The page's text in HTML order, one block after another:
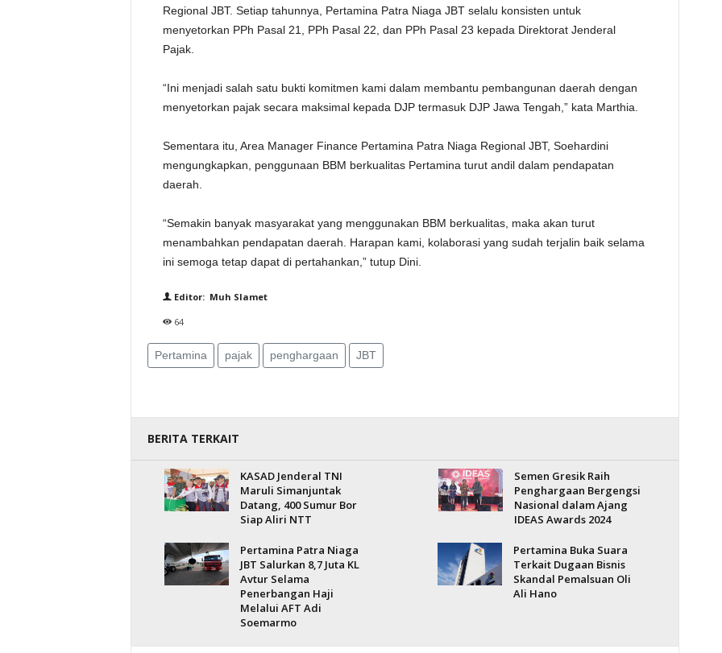
Regional JBT. Setiap tahunnya, Pertamina Patra Niaga JBT selalu konsisten untuk
menyetorkan PPh Pasal 21, PPh Pasal 22, dan PPh Pasal 23 kepada Direktorat Jenderal
Pajak.
“Ini menjadi salah satu bukti komitmen kami dalam membantu pembangunan daerah dengan
menyetorkan pajak secara maksimal kepada DJP termasuk DJP Jawa Tengah,” kata Marthia.
Sementara itu, Area Manager Finance Pertamina Patra Niaga Regional JBT, Soehardini
mengungkapkan, penggunaan BBM berkualitas Pertamina turut andil dalam pendapatan
daerah.
“Semakin banyak masyarakat yang menggunakan BBM berkualitas, maka akan turut
menambahkan pendapatan daerah. Harapan kami, kolaborasi yang sudah terjalin baik selama
ini semoga tetap dapat di pertahankan,” tutup Dini.
Editor: Muh Slamet
64
Pertamina pajak penghargaan JBT
BERITA TERKAIT
KASAD Jenderal TNI
Maruli Simanjuntak
Datang, 400 Sumur Bor
Siap Aliri NTT
Semen Gresik Raih
Penghargaan Bergengsi
Nasional dalam Ajang
IDEAS Awards 2024
Pertamina Patra Niaga
JBT Salurkan 8,7 Juta KL
Avtur Selama
Penerbangan Haji
Melalui AFT Adi
Soemarmo
Pertamina Buka Suara
Terkait Dugaan Bisnis
Skandal Pemalsuan Oli
Ali Hano